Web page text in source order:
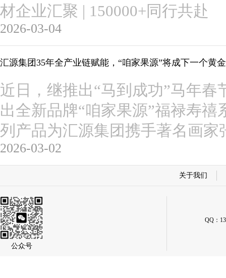
材企业汇聚 | 150000+同行共
2026-03-04
汇源集团35年全产业链赋能，“咱家果源”将成下一个黄
近日，继推出“马到成功”马年
出全新品牌“咱家果源”福禄寿
列产品为汇源集团携手著名画
2026-03-02
关于我们
公众号
QQ：